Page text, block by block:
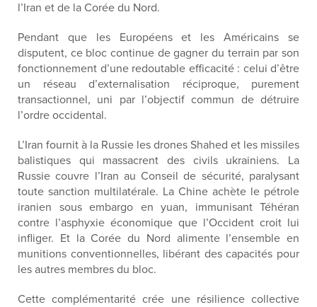
l’Iran et de la Corée du Nord.
Pendant que les Européens et les Américains se
disputent, ce bloc continue de gagner du terrain par son
fonctionnement d’une redoutable efficacité: celui d’être
un réseau d’externalisation réciproque, purement
transactionnel, uni par l’objectif commun dedétruire
l’ordre occidental.
L’Iran fournit à la Russie les drones Shahed et les missiles
balistiques qui massacrent des civils ukrainiens. La
Russie couvre l’Iran au Conseil de sécurité, paralysant
toute sanction multilatérale. La Chine achète le pétrole
iranien sous embargo en yuan, immunisant Téhéran
contre l’asphyxie économique que l’Occident croit lui
infliger. Et la Corée du Nord alimente l’ensemble en
munitions conventionnelles, libérant des capacités pour
les autres membres du bloc.
Cette complémentarité crée une résilience collective